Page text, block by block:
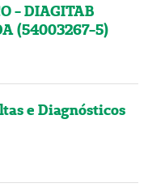
- DIAGITAB
(54003267-5)
e Diagnósticos